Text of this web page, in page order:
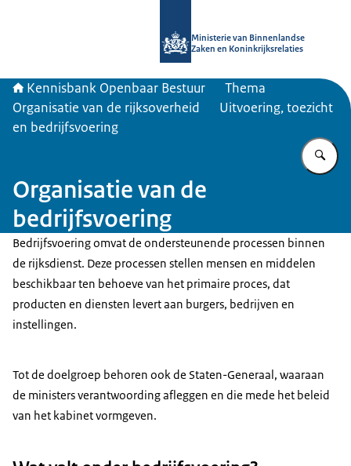
Ministerie van Binnenlandse
Zaken en Koninkrijksrelaties
Kennisbank Openbaar Bestuur
Thema
Organisatie van de rijksoverheid
Uitvoering, toezicht
en bedrijfsvoering
Organisatie van de
bedrijfsvoering
Bedrijfsvoering omvat de ondersteunende processen binnen
de rijksdienst. Deze processen stellen mensen en middelen
beschikbaar ten behoeve van het primaire proces, dat
producten en diensten levert aan burgers, bedrijven en
instellingen.
Tot de doelgroep behoren ook de Staten-Generaal, waaraan
de ministers verantwoording afleggen en die mede het beleid
van het kabinet vormgeven.